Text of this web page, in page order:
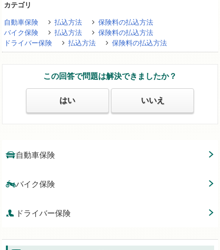
カテゴリ
自動車保険 払込方法
保険料の払込方法
バイク保険
払込方法
保険料の払込方法
ドライバー保険
払込方法 保険料の払込方法
この回答で問題は解決できましたか？
はい いいえ
自動車保険
バイク保険
ドライバー保険